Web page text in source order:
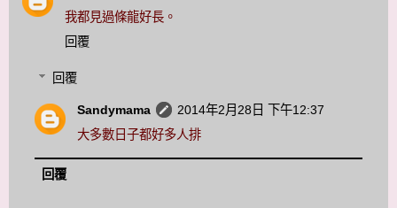
我都見過條龍好長。
回覆
回覆
Sandymama
2014年2月28日 下午12:37
大多數日子都好多人排
回覆